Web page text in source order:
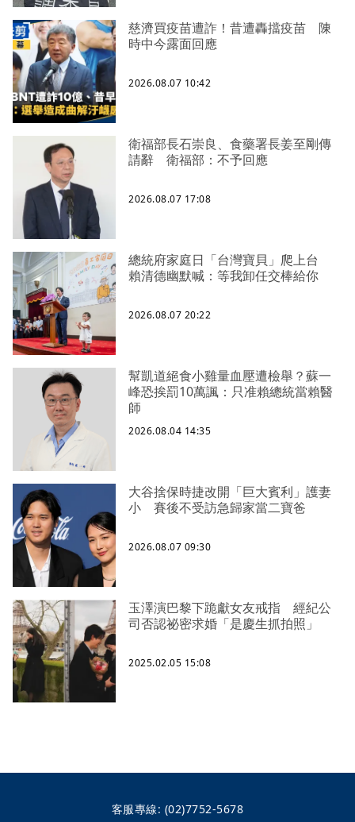
慈濟買疫苗遭詐！昔遭轟擋疫苗 陳
時中今露面回應
2026.08.07 10:42
衛福部長石崇良、食藥署長姜至剛傳
請辭 衛福部：不予回應
2026.08.07 17:08
總統府家庭日「台灣寶貝」爬上台
賴清德幽默喊：等我卸任交棒給你
2026.08.07 20:22
幫凱道絕食小雞量血壓遭檢舉？蘇一
峰恐挨罰10萬諷：只准賴總統當賴醫
師
2026.08.04 14:35
大谷捨保時捷改開「巨大賓利」護妻
小 賽後不受訪急歸家當二寶爸
2026.08.07 09:30
玉澤演巴黎下跪獻女友戒指 經紀公
司否認祕密求婚「是慶生抓拍照」
2025.02.05 15:08
客服專線: (02)7752-5678